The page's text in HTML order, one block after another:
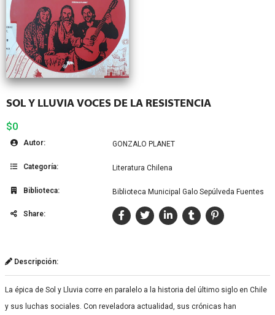
SOL Y LLUVIA VOCES DE LA RESISTENCIA
$0
Autor: GONZALO PLANET
Categoría: Literatura Chilena
Biblioteca: Biblioteca Municipal Galo Sepúlveda Fuentes
Share:
Descripción:
La épica de Sol y Lluvia corre en paralelo a la historia del último siglo en Chile
y sus luchas sociales. Con reveladora actualidad, sus crónicas han